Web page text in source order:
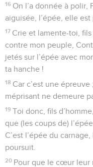
16 On l’a donnée à polir,
aiguisée, l’épée, elle
17 Crie et lamente-toi, fils
contre mon peuple,
jetés sur l’épée avec
ta hanche !
18 Car c’est une
méprisant ne demeure
19 Toi donc, fils
que (les coups de)
C’est l’épée du
poursuit.
20 Pour que le cœur leur